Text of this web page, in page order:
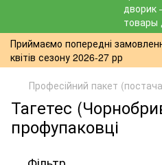
Приймаємо попередні
квітів сезону 2026-27 рр
Професійний пакет
Тагетес
профупаковці